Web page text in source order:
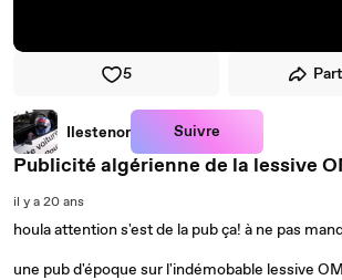
5
Ilestenor Suivre
Publicité algérienne de la lessive
il y a 20 ans
houla attention s'est de la pub ça! à ne pas
une pub d'époque sur l'indémobable lessive